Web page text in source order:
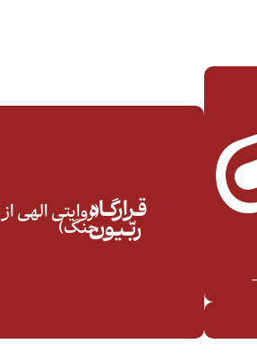
قـرارگــاه
ربّـیـون
(روایتی الهی از
جنگ)